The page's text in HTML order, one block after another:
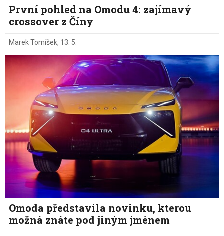
První pohled na Omodu 4: zajímavý
crossover z Číny
Marek Tomíšek, 13. 5.
Omoda představila novinku, kterou
možná znáte pod jiným jménem